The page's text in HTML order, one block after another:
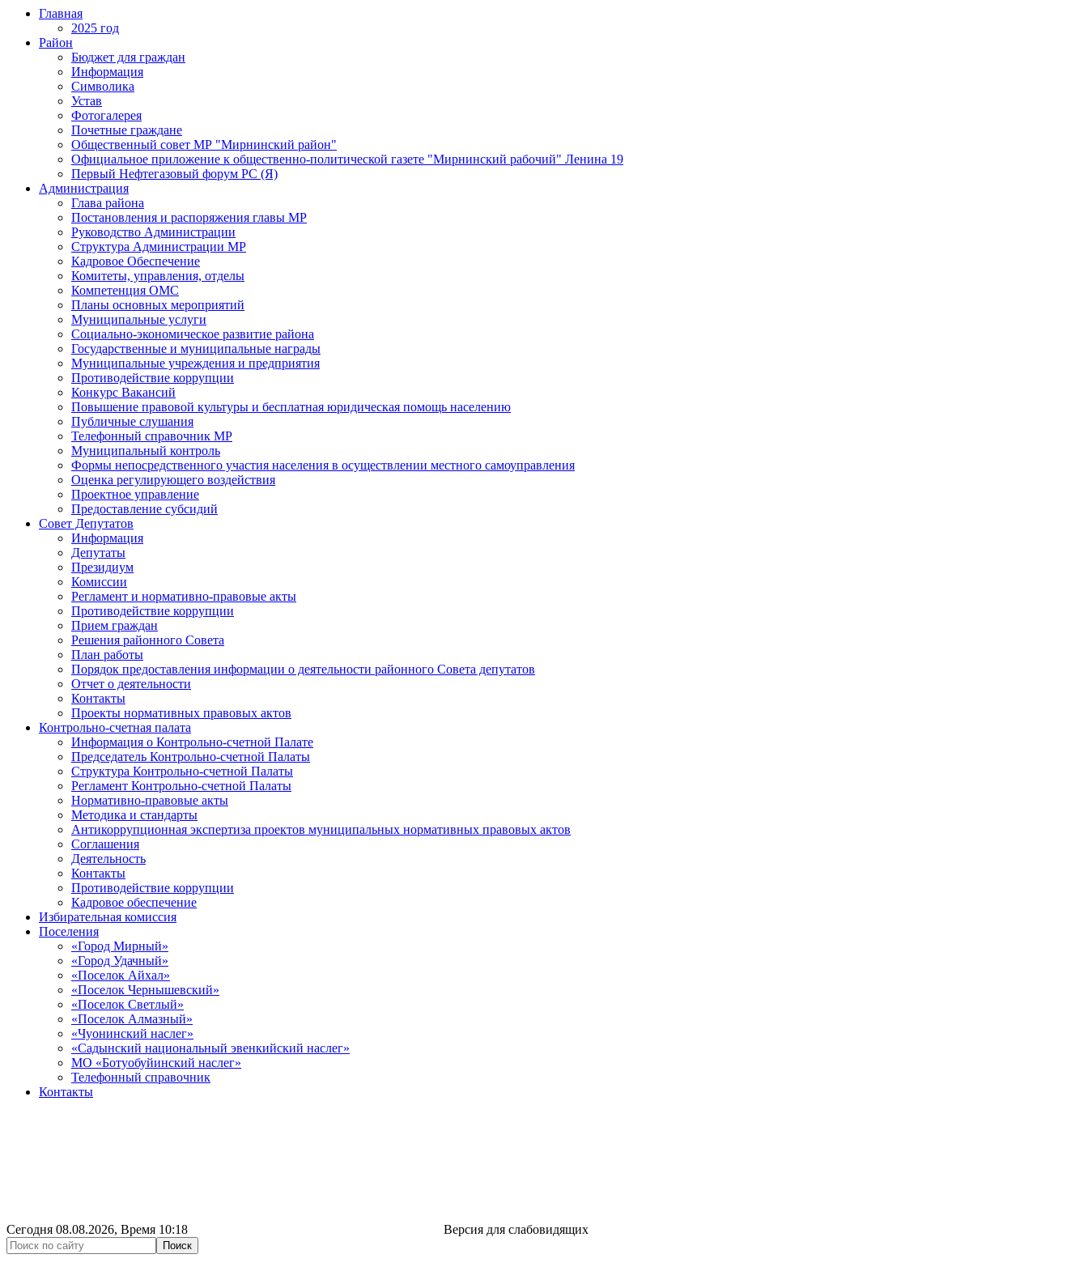
Главная
2025 год
Район
Бюджет для граждан
Информация
Символика
Устав
Фотогалерея
Почетные граждане
Общественный совет МР "Мирнинский район"
Официальное приложение к общественно-политической газете "Мирнинский рабочий" Ленина 19
Первый Нефтегазовый форум РС (Я)
Администрация
Глава района
Постановления и распоряжения главы МР
Руководство Администрации
Структура Администрации МР
Кадровое Обеспечение
Комитеты, управления, отделы
Компетенция ОМС
Планы основных мероприятий
Муниципальные услуги
Социально-экономическое развитие района
Государственные и муниципальные награды
Муниципальные учреждения и предприятия
Противодействие коррупции
Конкурс Вакансий
Повышение правовой культуры и бесплатная юридическая помощь населению
Публичные слушания
Телефонный справочник МР
Муниципальный контроль
Формы непосредственного участия населения в осуществлении местного самоуправления
Оценка регулирующего воздействия
Проектное управление
Предоставление субсидий
Совет Депутатов
Информация
Депутаты
Президиум
Комиссии
Регламент и нормативно-правовые акты
Противодействие коррупции
Прием граждан
Решения районного Совета
План работы
Порядок предоставления информации о деятельности районного Совета депутатов
Отчет о деятельности
Контакты
Проекты нормативных правовых актов
Контрольно-счетная палата
Информация о Контрольно-счетной Палате
Председатель Контрольно-счетной Палаты
Структура Контрольно-счетной Палаты
Регламент Контрольно-счетной Палаты
Нормативно-правовые акты
Методика и стандарты
Антикоррупционная экспертиза проектов муниципальных нормативных правовых актов
Соглашения
Деятельность
Контакты
Противодействие коррупции
Кадровое обеспечение
Избирательная комиссия
Поселения
«Город Мирный»
«Город Удачный»
«Поселок Айхал»
«Поселок Чернышевский»
«Поселок Светлый»
«Поселок Алмазный»
«Чуонинский наслег»
«Садынский национальный эвенкийский наслег»
МО «Ботуобуйинский наслег»
Телефонный справочник
Контакты
Сегодня 08.08.2026, Время 10:18 Версия для слабовидящих